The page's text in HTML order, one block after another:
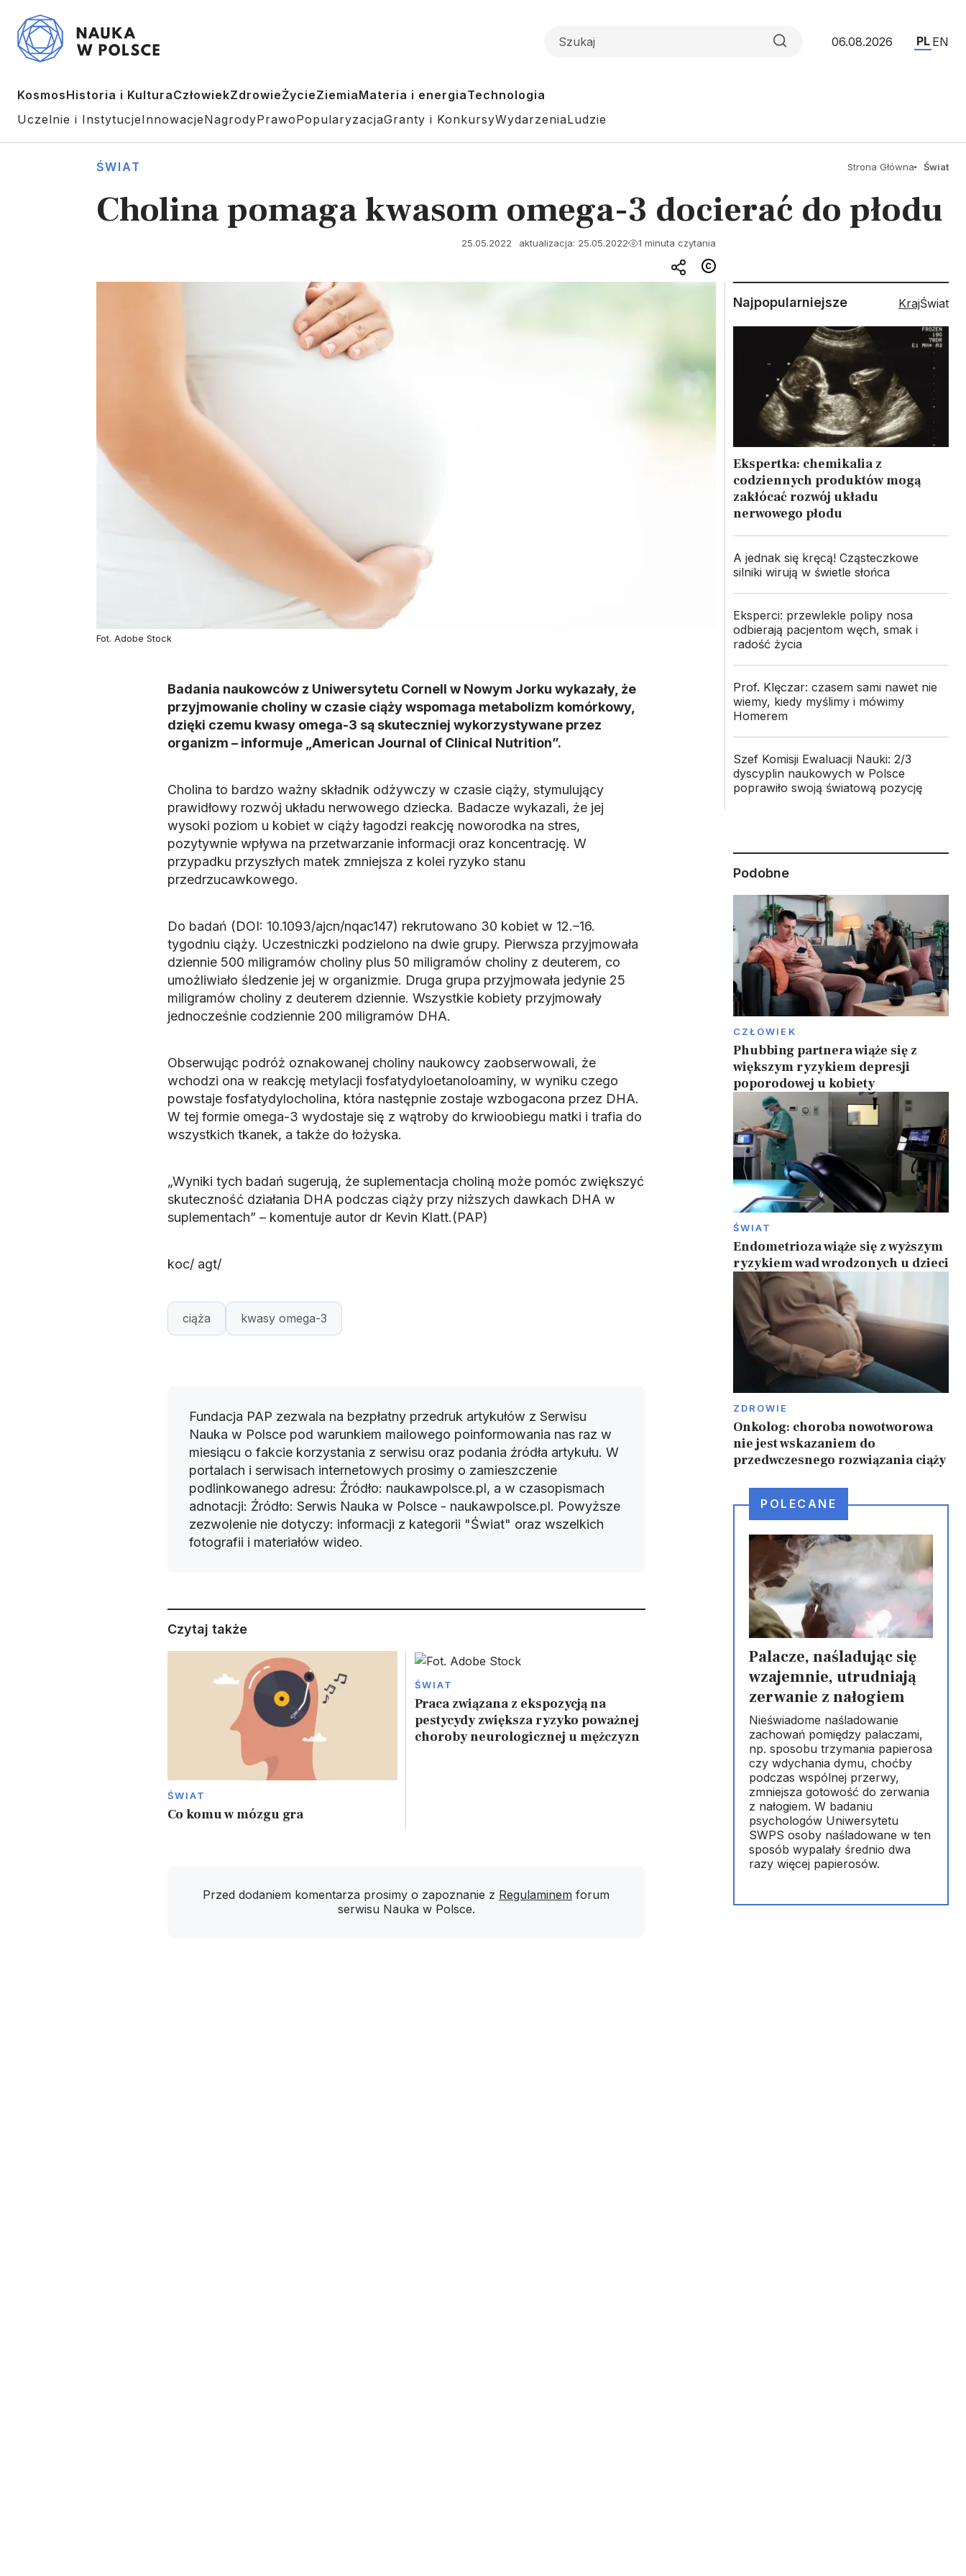
06.08.2026 PL EN
KosmosHistoria i KulturaCzłowiekZdrowieŻycieZiemiaMateria i energiaTechnologia
Uczelnie i InstytucjeInnowacjeNagrodyPrawoPopularyzacjaGranty i KonkursyWydarzeniaLudzie
ŚWIAT Strona Główna Świat
Cholina pomaga kwasom omega-3 docierać do płodu
25.05.2022 aktualizacja: 25.05.2022 1 minuta czytania
Fot. Adobe Stock
Badania naukowców z Uniwersytetu Cornell w Nowym Jorku wykazały, że
przyjmowanie choliny w czasie ciąży wspomaga metabolizm komórkowy,
dzięki czemu kwasy omega-3 są skuteczniej wykorzystywane przez
organizm – informuje „American Journal of Clinical Nutrition”.
Cholina to bardzo ważny składnik odżywczy w czasie ciąży, stymulujący
prawidłowy rozwój układu nerwowego dziecka. Badacze wykazali, że jej
wysoki poziom u kobiet w ciąży łagodzi reakcję noworodka na stres,
pozytywnie wpływa na przetwarzanie informacji oraz koncentrację. W
przypadku przyszłych matek zmniejsza z kolei ryzyko stanu
przedrzucawkowego.
Do badań (DOI: 10.1093/ajcn/nqac147) rekrutowano 30 kobiet w 12.–16.
tygodniu ciąży. Uczestniczki podzielono na dwie grupy. Pierwsza przyjmowała
dziennie 500 miligramów choliny plus 50 miligramów choliny z deuterem, co
umożliwiało śledzenie jej w organizmie. Druga grupa przyjmowała jedynie 25
miligramów choliny z deuterem dziennie. Wszystkie kobiety przyjmowały
jednocześnie codziennie 200 miligramów DHA.
Obserwując podróż oznakowanej choliny naukowcy zaobserwowali, że
wchodzi ona w reakcję metylacji fosfatydyloetanoloaminy, w wyniku czego
powstaje fosfatydylocholina, która następnie zostaje wzbogacona przez DHA.
W tej formie omega-3 wydostaje się z wątroby do krwioobiegu matki i trafia do
wszystkich tkanek, a także do łożyska.
„Wyniki tych badań sugerują, że suplementacja choliną może pomóc zwiększyć
skuteczność działania DHA podczas ciąży przy niższych dawkach DHA w
suplementach” – komentuje autor dr Kevin Klatt.(PAP)
koc/ agt/
ciąża kwasy omega-3
Fundacja PAP zezwala na bezpłatny przedruk artykułów z Serwisu
Nauka w Polsce pod warunkiem mailowego poinformowania nas raz w
miesiącu o fakcie korzystania z serwisu oraz podania źródła artykułu. W
portalach i serwisach internetowych prosimy o zamieszczenie
podlinkowanego adresu: Źródło: naukawpolsce.pl, a w czasopismach
adnotacji: Źródło: Serwis Nauka w Polsce - naukawpolsce.pl. Powyższe
zezwolenie nie dotyczy: informacji z kategorii "Świat" oraz wszelkich
fotografii i materiałów wideo.
Czytaj także
ŚWIAT
Co komu w mózgu gra
ŚWIAT
Praca związana z ekspozycją na
pestycydy zwiększa ryzyko poważnej
choroby neurologicznej u mężczyzn
Przed dodaniem komentarza prosimy o zapoznanie z Regulaminem forum
serwisu Nauka w Polsce.
Najpopularniejsze KrajŚwiat
Ekspertka: chemikalia z
codziennych produktów mogą
zakłócać rozwój układu
nerwowego płodu
A jednak się kręcą! Cząsteczkowe
silniki wirują w świetle słońca
Eksperci: przewlekle polipy nosa
odbierają pacjentom węch, smak i
radość życia
Prof. Klęczar: czasem sami nawet nie
wiemy, kiedy myślimy i mówimy
Homerem
Szef Komisji Ewaluacji Nauki: 2/3
dyscyplin naukowych w Polsce
poprawiło swoją światową pozycję
Podobne
CZŁOWIEK
Phubbing partnera wiąże się z
większym ryzykiem depresji
poporodowej u kobiety
ŚWIAT
Endometrioza wiąże się z wyższym
ryzykiem wad wrodzonych u dzieci
ZDROWIE
Onkolog: choroba nowotworowa
nie jest wskazaniem do
przedwczesnego rozwiązania ciąży
POLECANE
Palacze, naśladując się
wzajemnie, utrudniają
zerwanie z nałogiem
Nieświadome naśladowanie
zachowań pomiędzy palaczami,
np. sposobu trzymania papierosa
czy wdychania dymu, choćby
podczas wspólnej przerwy,
zmniejsza gotowość do zerwania
z nałogiem. W badaniu
psychologów Uniwersytetu
SWPS osoby naśladowane w ten
sposób wypalały średnio dwa
razy więcej papierosów.